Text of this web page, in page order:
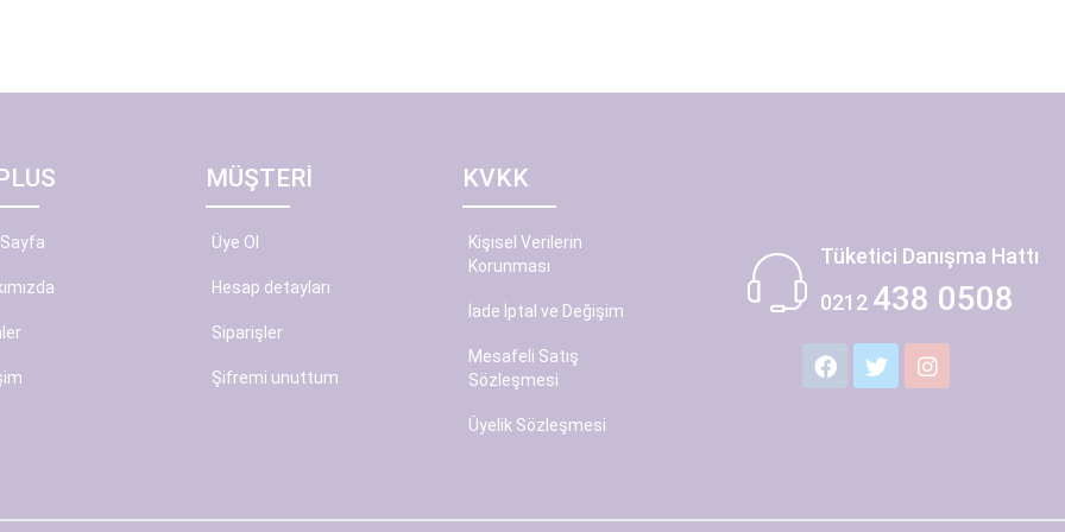
MÜŞTERİ
Üye Ol
Hesap detayları
Siparişler
Şifremi unuttum
KVKK
Kişisel Verilerin
Korunması
İade İptal ve Değişim
Mesafeli Satış
Sözleşmesi
Üyelik Sözleşmesi
Tüketici Danışma Hattı
0212 438 0508